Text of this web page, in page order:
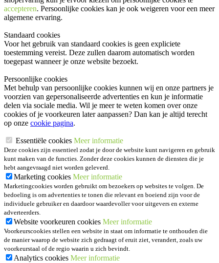
accepteren. Persoonlijke cookies kan je ook weigeren voor een meer
algemene ervaring.
Standaard cookies
Voor het gebruik van standaard cookies is geen expliciete
toestemming vereist. Deze zullen daarom automatisch worden
toegepast wanneer je onze website bezoekt.
Persoonlijke cookies
Met behulp van persoonlijke cookies kunnen wij en onze partners je
voorzien van gepersonaliseerde advertenties en kun je informatie
delen via sociale media. Wil je meer te weten komen over onze
cookies of je voorkeuren later aanpassen? Dan kan je altijd terecht
op onze cookie pagina.
Essentiële cookies Meer informatie
Deze cookies zijn essentieel zodat je door de website kunt navigeren en gebruik
kunt maken van de functies. Zonder deze cookies kunnen de diensten die je
hebt aangevraagd niet worden geleverd.
Marketing cookies Meer informatie
Marketingcookies worden gebruikt om bezoekers op websites te volgen. De
bedoeling is om advertenties te tonen die relevant en boeiend zijn voor de
individuele gebruiker en daardoor waardevoller voor uitgevers en externe
adverteerders.
Website voorkeuren cookies Meer informatie
Voorkeurscookies stellen een website in staat om informatie te onthouden die
de manier waarop de website zich gedraagt of eruit ziet, verandert, zoals uw
voorkeurstaal of de regio waarin u zich bevindt.
Analytics cookies Meer informatie